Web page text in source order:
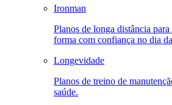
Ironman
Planos de longa distância
forma com confiança no dia
Longevidade
Planos de treino de
saúde.